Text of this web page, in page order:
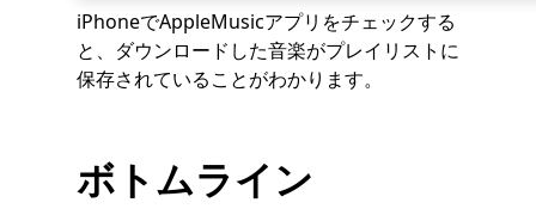
iPhoneでAppleMusicアプリをチェックする
と、ダウンロードした音楽がプレイリストに
保存されていることがわかります。
ボトムライン